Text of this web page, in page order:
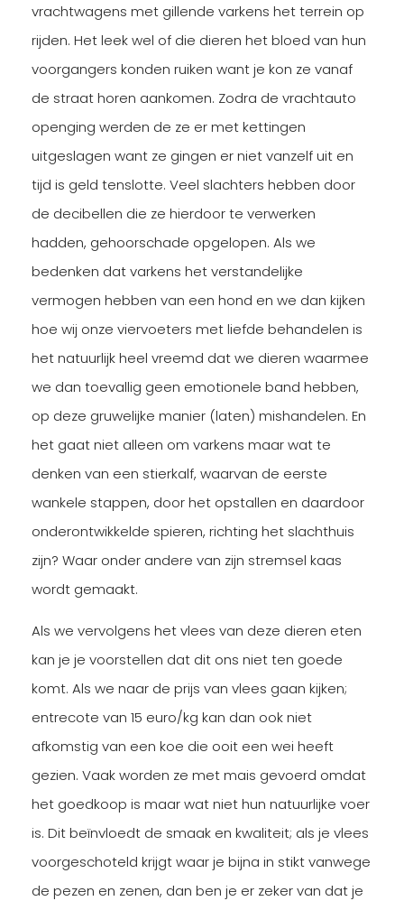
vrachtwagens met gillende varkens het terrein op
rijden. Het leek wel of die dieren het bloed van hun
voorgangers konden ruiken want je kon ze vanaf
de straat horen aankomen. Zodra de vrachtauto
openging werden de ze er met kettingen
uitgeslagen want ze gingen er niet vanzelf uit en
tijd is geld tenslotte. Veel slachters hebben door
de decibellen die ze hierdoor te verwerken
hadden, gehoorschade opgelopen. Als we
bedenken dat varkens het verstandelijke
vermogen hebben van een hond en we dan kijken
hoe wij onze viervoeters met liefde behandelen is
het natuurlijk heel vreemd dat we dieren waarmee
we dan toevallig geen emotionele band hebben,
op deze gruwelijke manier (laten) mishandelen. En
het gaat niet alleen om varkens maar wat te
denken van een stierkalf, waarvan de eerste
wankele stappen, door het opstallen en daardoor
onderontwikkelde spieren, richting het slachthuis
zijn? Waar onder andere van zijn stremsel kaas
wordt gemaakt.
Als we vervolgens het vlees van deze dieren eten
kan je je voorstellen dat dit ons niet ten goede
komt. Als we naar de prijs van vlees gaan kijken;
entrecote van 15 euro/kg kan dan ook niet
afkomstig van een koe die ooit een wei heeft
gezien. Vaak worden ze met mais gevoerd omdat
het goedkoop is maar wat niet hun natuurlijke voer
is. Dit beïnvloedt de smaak en kwaliteit; als je vlees
voorgeschoteld krijgt waar je bijna in stikt vanwege
de pezen en zenen, dan ben je er zeker van dat je